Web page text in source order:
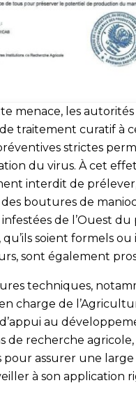
menace, les
de traitement curatif à
strictes
du virus. À cet
interdit de
boutures de
de l’Ouest du
qu’ils soient formels
sont également
techniques,
charge de
au
de recherche
pour assurer une
à son application